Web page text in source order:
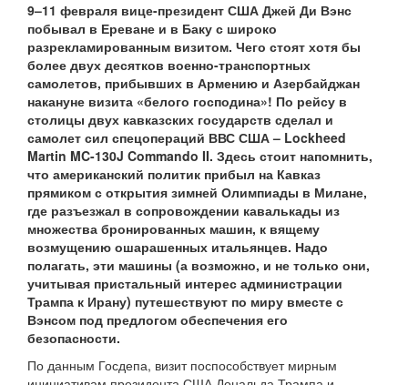
9–11 февраля вице-президент США Джей Ди Вэнс
побывал в Ереване и в Баку с широко
разрекламированным визитом. Чего стоят хотя бы
более двух десятков военно-транспортных
самолетов, прибывших в Армению и Азербайджан
накануне визита «белого господина»! По рейсу в
столицы двух кавказских государств сделал и
самолет сил спецопераций ВВС США – Lockheed
Martin MC-130J Commando II. Здесь стоит напомнить,
что американский политик прибыл на Кавказ
прямиком с открытия зимней Олимпиады в Милане,
где разъезжал в сопровождении кавалькады из
множества бронированных машин, к вящему
возмущению ошарашенных итальянцев. Надо
полагать, эти машины (а возможно, и не только они,
учитывая пристальный интерес администрации
Трампа к Ирану) путешествуют по миру вместе с
Вэнсом под предлогом обеспечения его
безопасности.
По данным Госдепа, визит поспособствует мирным